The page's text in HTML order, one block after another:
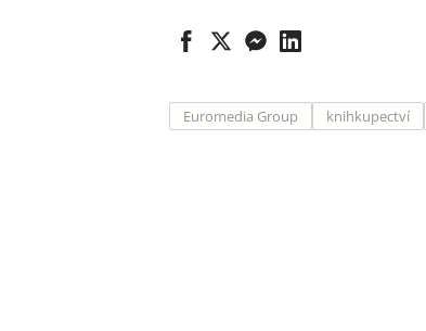
Euromedia Group knihkupectví